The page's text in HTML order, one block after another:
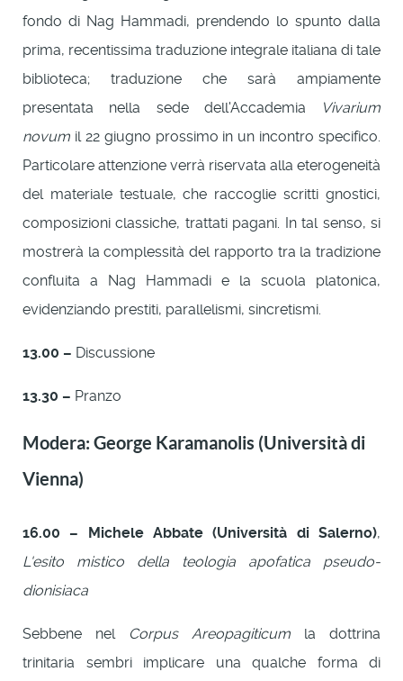
fondo di Nag Hammadi, prendendo lo spunto dalla
prima, recentissima traduzione integrale italiana di tale
biblioteca; traduzione che sarà ampiamente
presentata nella sede dell'Accademia
Vivarium
novum il 22 giugno prossimo in un incontro specifico.
Particolare attenzione verrà riservata alla eterogeneità
del materiale testuale, che raccoglie scritti gnostici,
composizioni classiche, trattati pagani. In tal senso, si
mostrerà la complessità del rapporto tra la tradizione
confluita a Nag Hammadi e la scuola platonica,
evidenziando prestiti, parallelismi, sincretismi.
13.00 – Discussione
13.30 – Pranzo
Modera: George Karamanolis (Università di
Vienna)
16.00 – Michele Abbate (Università di Salerno),
L'esito mistico della teologia apofatica pseudo-
dionisiaca
Sebbene nel Corpus Areopagiticum la dottrina
trinitaria sembri implicare una qualche forma di